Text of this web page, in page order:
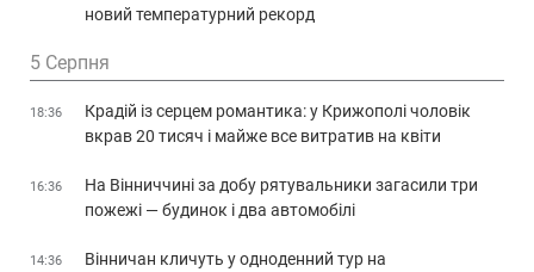
новий температурний рекорд
5 Серпня
18:36
Крадій із серцем романтика: у Крижополі чоловік
вкрав 20 тисяч і майже все витратив на квіти
16:36
На Вінниччині за добу рятувальники загасили три
пожежі — будинок і два автомобілі
14:36
Вінничан кличуть у одноденний тур на